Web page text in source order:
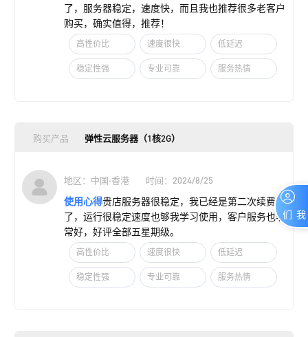
了，服务器稳定，速度快，而且我也推荐很多老客户
购买，确实值得，推荐！
高性价比 速度很快 低延迟
稳定性强 专业可靠 服务热情
购买产品 弹性云服务器（1核2G）
地区：中国·香港 时间：2024/8/25
使用心得贵店服务器很稳定，我已经是第二次续费
了，运行很稳定速度也够我学习使用，客户服务也非
常好，好评全部五星期级。
高性价比 速度很快 低延迟
稳定性强 专业可靠 服务热情
联系我们